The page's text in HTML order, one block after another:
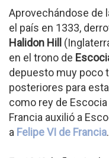
Aprovechándose de
el país en 1333,
Halidon Hill
en el trono de
depuesto muy poco
posteriores para
como rey de
Francia auxilió a
a Felipe VI de Francia.